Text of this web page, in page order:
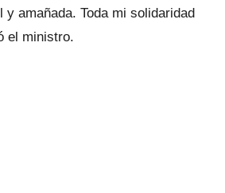
y amañada. Toda mi solidaridad
el ministro.